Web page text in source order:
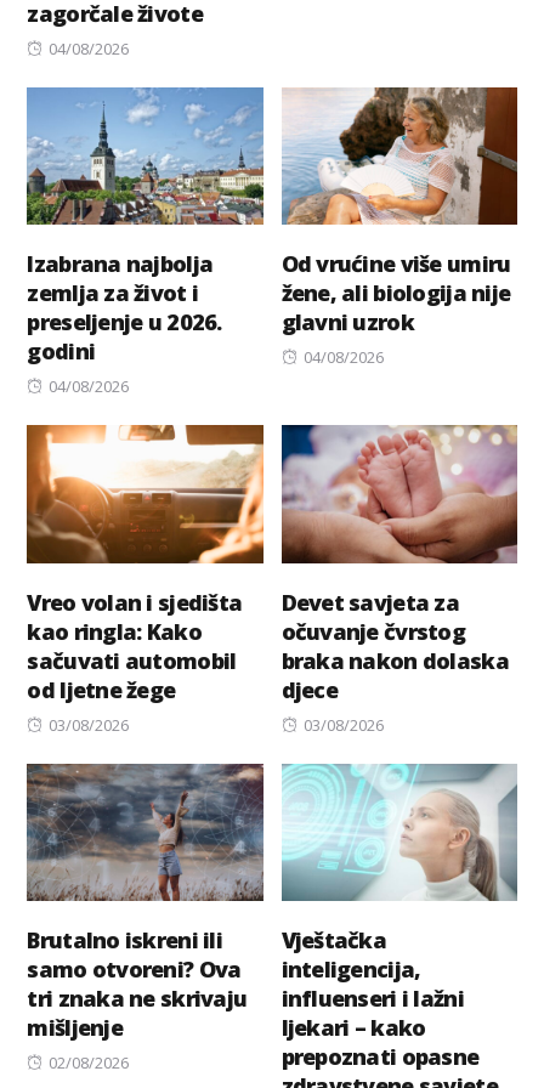
zagorčale živote
Posted
04/08/2026
Izabrana najbolja
zemlja za život i
preseljenje u 2026.
godini
Posted
04/08/2026
Od vrućine više umiru
žene, ali biologija nije
glavni uzrok
Posted
04/08/2026
Vreo volan i sjedišta
kao ringla: Kako
sačuvati automobil
od ljetne žege
Posted
03/08/2026
Devet savjeta za
očuvanje čvrstog
braka nakon dolaska
djece
Posted
03/08/2026
Brutalno iskreni ili
samo otvoreni? Ova
tri znaka ne skrivaju
mišljenje
Posted
02/08/2026
Vještačka
inteligencija,
influenseri i lažni
ljekari – kako
prepoznati opasne